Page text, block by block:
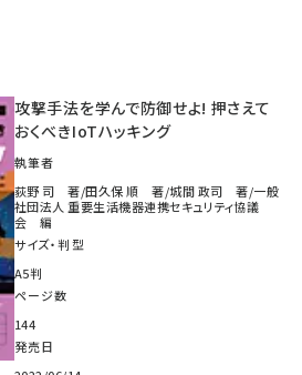
攻撃手法を学んで防御せよ! 押さえて
おくべきIoTハッキング
執筆者
荻野 司 著/田久保 順 著/城間 政司 著/一般
社団法人 重要生活機器連携セキュリティ協議
会 編
サイズ・判型
A5判
ページ数
144
発売日